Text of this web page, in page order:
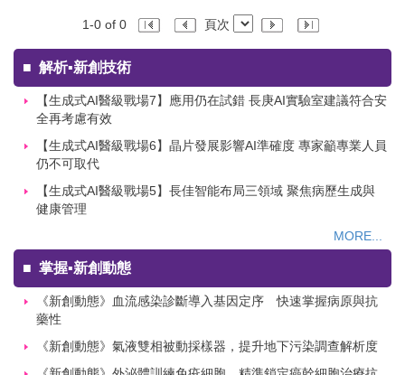
1-0 of 0 頁次
■ 解析▪新創技術
【生成式AI醫級戰場7】應用仍在試錯 長庚AI實驗室建議符合安
全再考慮有效
【生成式AI醫級戰場6】晶片發展影響AI準確度 專家籲專業人員
仍不可取代
【生成式AI醫級戰場5】長佳智能布局三領域 聚焦病歷生成與
健康管理
MORE...
■ 掌握▪新創動態
《新創動態》血流感染診斷導入基因定序 快速掌握病原與抗
藥性
《新創動態》氣液雙相被動採樣器，提升地下污染調查解析度